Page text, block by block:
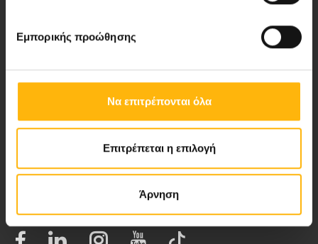
Εμπορικής προώθησης
Να επιτρέπονται όλα
Επιτρέπεται η επιλογή
Άρνηση
My Life Magazine
Medical Directory